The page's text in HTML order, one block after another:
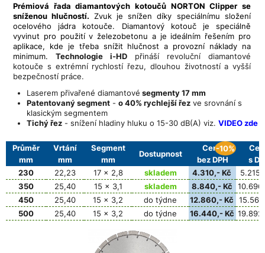
Prémiová řada diamantových kotoučů NORTON Clipper se
sníženou hlučností. Zvuk je snížen díky speciálnímu složení
ocelového jádra kotouče. Diamantový kotouč je speciálně
vyvinut pro použití v železobetonu a je ideálním řešením pro
aplikace, kde je třeba snížit hlučnost a provozní náklady na
minimum.
Technologie i-HD přináší revoluční diamantové
kotouče s extrémní rychlostí řezu, dlouhou životností a vyšší
bezpečností práce.
Laserem přivařené diamantové segmenty 17 mm
Patentovaný segment - o 40% rychlejší řez ve srovnání s
klasickým segmentem
Tichý řez - snížení hladiny hluku o 15-30 dB(A) viz. VIDEO zde
Průměr
mm
Vrtání
mm
Segment
mm
Dostupnost
Cena
bez DPH
-10%
s
230
22,23 17 x 2,8 skladem 4.310,- Kč
350
25,40 15 x 3,1 skladem 8.840,- Kč
450
25,40 15 x 3,2 do týdne 12.860,- Kč
500
25,40 15 x 3,2 do týdne 16.440,- Kč